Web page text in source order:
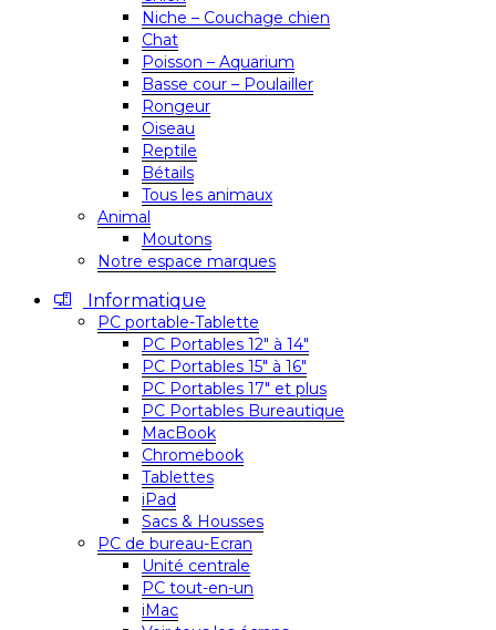
Niche – Couchage chien
Chat
Poisson – Aquarium
Basse cour – Poulailler
Rongeur
Oiseau
Reptile
Bétails
Tous les animaux
Animal
Moutons
Notre espace marques
Informatique
PC portable-Tablette
PC Portables 12″ à 14″
PC Portables 15″ à 16″
PC Portables 17″ et plus
PC Portables Bureautique
MacBook
Chromebook
Tablettes
iPad
Sacs & Housses
PC de bureau-Ecran
Unité centrale
PC tout-en-un
iMac